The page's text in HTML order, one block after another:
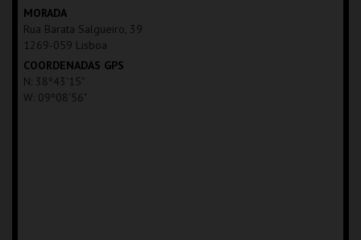
MAIS INFO
COMPRAR
MORADA
Rua Barata Salgueiro, 39
1269-059 Lisboa
COORDENADAS GPS
N: 38º43'15"
W: 09º08'56"